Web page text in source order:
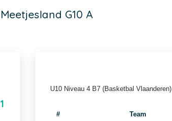
G10 A
U10 Niveau 4 B7 (Basketbal Vlaanderen)
# Team